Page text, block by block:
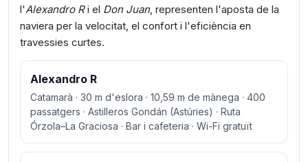
l'Alexandro Ri el Don Juan, representen l'aposta de la
naviera per la velocitat, el confort i l'eficiència en
travessies curtes.
Alexandro R
Catamarà · 30 m d'eslora · 10,59 m de mànega · 400
passatgers · Astilleros Gondán (Astúries) · Ruta
Órzola–La Graciosa · Bar i cafeteria · Wi-Fi gratuït